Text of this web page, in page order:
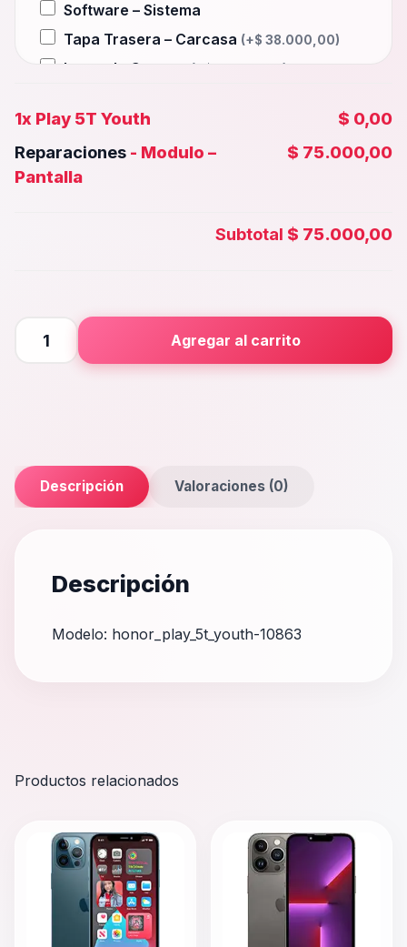
Software – Sistema
Tapa Trasera – Carcasa (+$ 38.000,00)
Lente de Camara
Wifi – Señal – Antena
Camara Trasera(+$ 35.000,00
Camara frontal, Selfie – Face id
(+$20.000,00 )
Placa Principal
1x Play 5T Youth
$ 0,00
Reparaciones - Modulo –
Pantalla
$ 75.000,00
Subtotal $ 75.000,00
Agregar al carrito
Descripción Valoraciones (0)
Descripción
Modelo: honor_play_5t_youth-10863
Productos relacionados